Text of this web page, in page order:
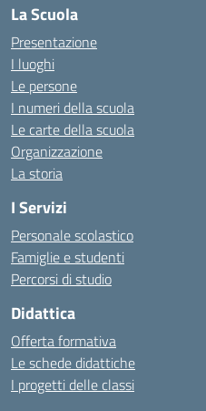
La Scuola
Presentazione
I luoghi
Le persone
I numeri della scuola
Le carte della scuola
Organizzazione
La storia
I Servizi
Personale scolastico
Famiglie e studenti
Percorsi di studio
Didattica
Offerta formativa
Le schede didattiche
I progetti delle classi